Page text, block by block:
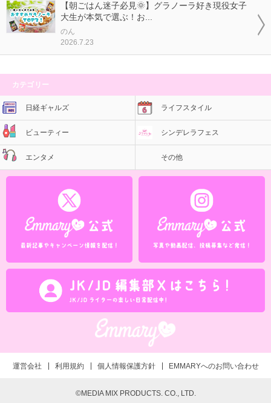
【朝ごはん迷子必見🌞】グラノーラ好き現役女子
大生が本気で選ぶ！お...
のん
2026.7.23
カテゴリー
日経ギャルズ ライフスタイル
ビューティー シンデレラフェス
エンタメ その他
運営会社 利用規約 個人情報保護方針 EMMARYへのお問い合わせ
©MEDIA MIX PRODUCTS. CO., LTD.